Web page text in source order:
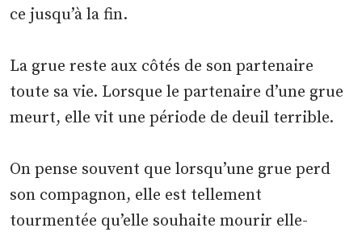
ce jusqu’à la fin.
La grue reste aux côtés de son partenaire
toute sa vie. Lorsque le partenaire d’une grue
meurt, elle vit une période de deuil terrible.
On pense souvent que lorsqu’une grue perd
son compagnon, elle est tellement
tourmentée qu’elle souhaite mourir elle-